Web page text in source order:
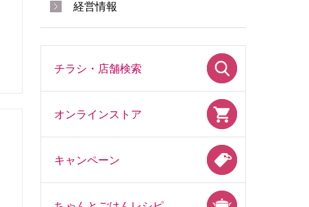
経営情報
チラシ・店舗検索
オンラインストア
キャンペーン